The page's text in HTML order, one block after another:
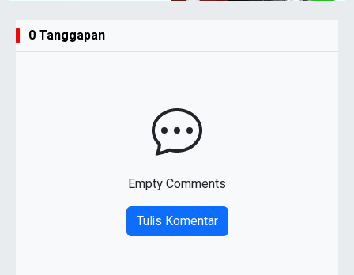
0 Tanggapan
Empty Comments
Tulis Komentar